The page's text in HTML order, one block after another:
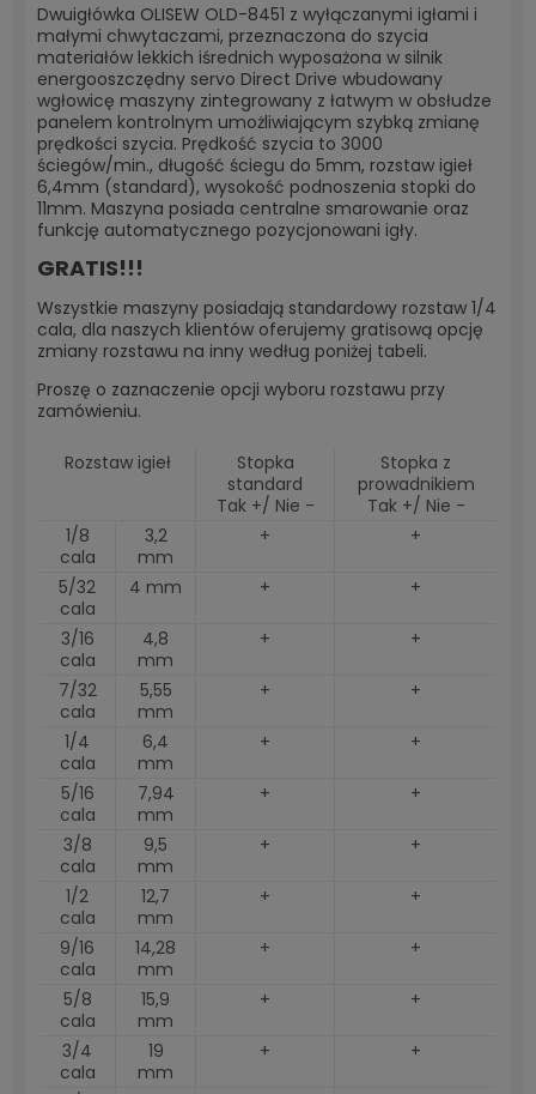
Dwuigłówka OLISEW OLD-8451 z wyłączanymi igłami i
małymi chwytaczami, przeznaczona do szycia
materiałów lekkich iśrednich wyposażona w silnik
energooszczędny servo Direct Drive wbudowany
wgłowicę maszyny zintegrowany z łatwym w obsłudze
panelem kontrolnym umożliwiającym szybką zmianę
prędkości szycia. Prędkość szycia to 3000
ściegów/min., długość ściegu do 5mm, rozstaw igieł
6,4mm (standard), wysokość podnoszenia stopki do
11mm. Maszyna posiada centralne smarowanie oraz
funkcję automatycznego pozycjonowani igły.
GRATIS!!!
Wszystkie maszyny posiadają standardowy rozstaw 1/4
cala, dla naszych klientów oferujemy gratisową opcję
zmiany rozstawu na inny według poniżej tabeli.
Proszę o zaznaczenie opcji wyboru rozstawu przy
zamówieniu.
Rozstaw igieł
Stopka
standard
Tak +/ Nie -
Stopka z
prowadnikiem
Tak +/ Nie -
1/8
cala
3,2
mm
+ +
5/32
cala
4 mm + +
3/16
cala
4,8
mm
+ +
7/32
cala
5,55
mm
+ +
1/4
cala
6,4
mm
+ +
5/16
cala
7,94
mm
+ +
3/8
cala
9,5
mm
+ +
1/2
cala
12,7
mm
+ +
9/16
cala
14,28
mm
+ +
5/8
cala
15,9
mm
+ +
3/4
cala
19
mm
+ +